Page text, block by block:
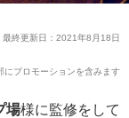
終更新日：2021年8月18日
にプロモーションを含みます
場様に監修をして